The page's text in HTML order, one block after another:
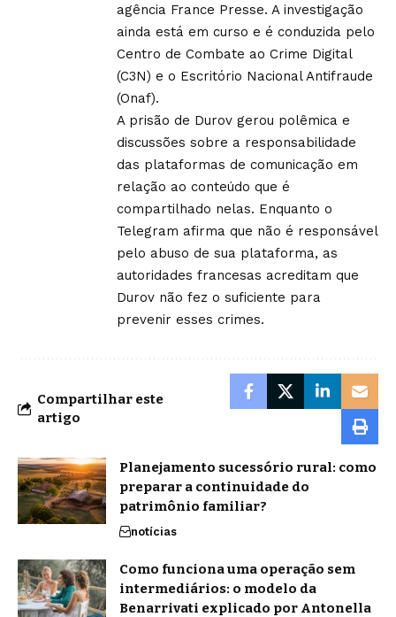
agência France Presse. A investigação
ainda está em curso e é conduzida pelo
Centro de Combate ao Crime Digital
(C3N) e o Escritório Nacional Antifraude
(Onaf).
A prisão de Durov gerou polêmica e
discussões sobre a responsabilidade
das plataformas de comunicação em
relação ao conteúdo que é
compartilhado nelas. Enquanto o
Telegram afirma que não é responsável
pelo abuso de sua plataforma, as
autoridades francesas acreditam que
Durov não fez o suficiente para
prevenir esses crimes.
Compartilhar este
artigo
Planejamento sucessório rural: como
preparar a continuidade do
patrimônio familiar?
notícias
Como funciona uma operação sem
intermediários: o modelo da
Benarrivati explicado por Antonella